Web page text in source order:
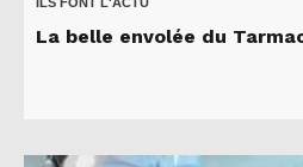
La belle envolée du